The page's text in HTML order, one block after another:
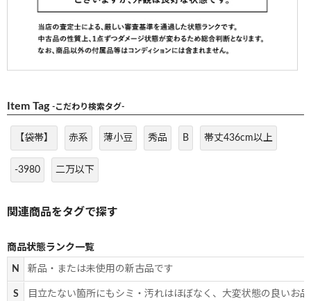
Item Tag -こだわり検索タグ-
【袋帯】 赤系 薄小豆 秀品 B 帯丈436cm以上
-3980 二万以下
商品状態ランク一覧
N 新品・または未使用の新古品です
S 目立たない箇所にもシミ・汚れはほぼなく、大変状態の良いお